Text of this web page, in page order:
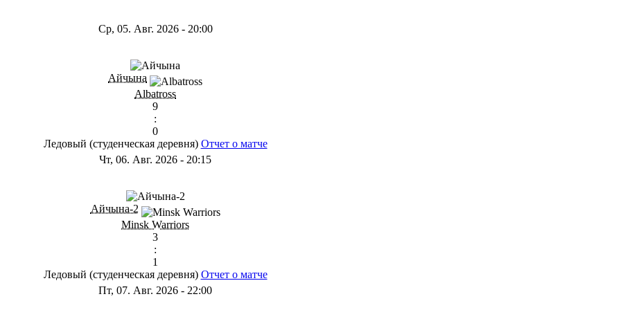
Ср, 05. Авг. 2026- 20:00
Айчына
Albatross
9
:
0
Ледовый (студенческая деревня) Отчет о матче
Чт, 06. Авг. 2026 - 20:15
Айчына-2
Minsk Warriors
3
:
1
Ледовый (студенческая деревня) Отчет о матче
Пт, 07. Авг. 2026 - 22:00